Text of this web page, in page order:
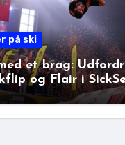
på ski
et brag:
og Flair i